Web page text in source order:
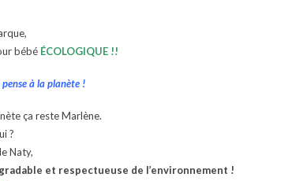
bébé ÉCOLOGIQUE !!
à la planète !
ça reste Marlène.
?
Naty,
et respectueuse de l’environnement !